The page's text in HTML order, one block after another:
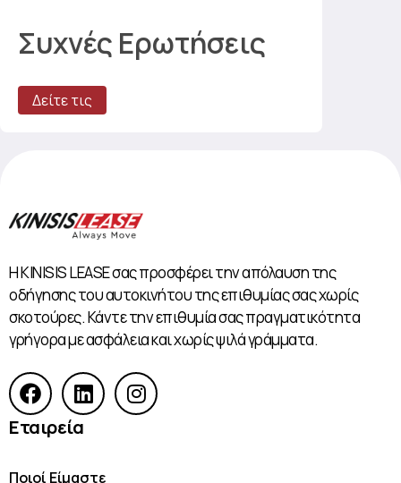
Συχνές Ερωτήσεις
Δείτε τις
Η KINISIS LEASE σας προσφέρει την απόλαυση της
οδήγησης του αυτοκινήτου της επιθυμίας σας χωρίς
σκοτούρες. Κάντε την επιθυμία σας πραγματικότητα
γρήγορα με ασφάλεια και χωρίς ψιλά γράμματα.
Εταιρεία
Ποιοί Είμαστε